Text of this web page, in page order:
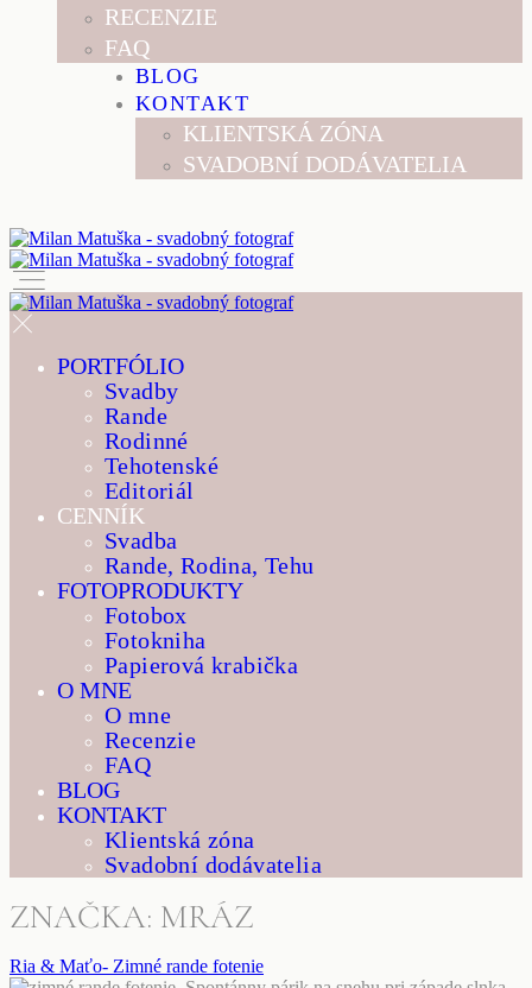
RECENZIE
FAQ
BLOG
KONTAKT
KLIENTSKÁ ZÓNA
SVADOBNÍ DODÁVATELIA
PORTFÓLIO
Svadby
Rande
Rodinné
Tehotenské
Editoriál
CENNÍK
Svadba
Rande, Rodina, Tehu
FOTOPRODUKTY
Fotobox
Fotokniha
Papierová krabička
O MNE
O mne
Recenzie
FAQ
BLOG
KONTAKT
Klientská zóna
Svadobní dodávatelia
ZNAČKA: MRÁZ
Ria & Maťo- Zimné rande fotenie